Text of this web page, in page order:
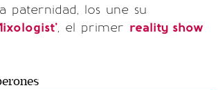
paternidad, los une su
, el primer reality show